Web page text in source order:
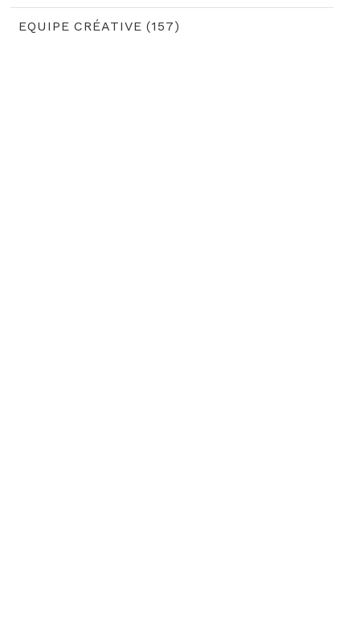
EQUIPE CRÉATIVE (157)